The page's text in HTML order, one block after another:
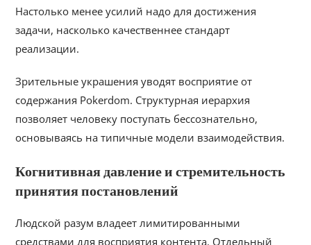
Настолько менее усилий надо для достижения
задачи, насколько качественнее стандарт
реализации.
Зрительные украшения уводят восприятие от
содержания Pokerdom. Структурная иерархия
позволяет человеку поступать бессознательно,
основываясь на типичные модели взаимодействия.
Когнитивная давление и стремительность
принятия постановлений
Людской разум владеет лимитированными
средствами для восприятия контента. Отдельный